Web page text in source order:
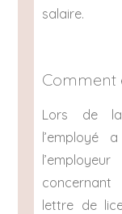
salaire.
Comment
Lors de la
l’employé
lettre de